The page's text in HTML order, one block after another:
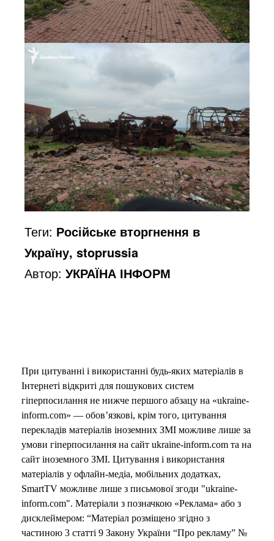
Теги: Російське вторгнення в
Україну, stoprussia
Автор:УКРАЇНА ІНФОРМ
При цитуванні і використанні будь-яких матеріалів в
Інтернеті відкриті для пошукових систем
гіперпосилання не нижче першого абзацу на «ukraine-
inform.com» — обов’язкові, крім того, цитування
перекладів матеріалів іноземних ЗМІ можливе лише за
умови гіперпосилання на сайт ukraine-inform.com та на
сайт іноземного ЗМІ. Цитування і використання
матеріалів у офлайн-медіа, мобільних додатках,
SmartTV можливе лише з письмової згоди "ukraine-
inform.com". Матеріали з позначкою «Реклама» або з
дисклеймером: “Матеріал розміщено згідно з
частиною 3 статті 9 Закону України “Про рекламу” №